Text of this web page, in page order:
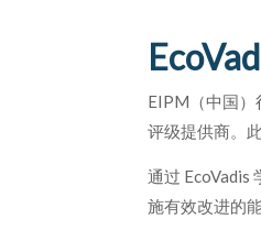
EIPM（中国）
评级提供商。
通过 EcoVadis
施有效改进的